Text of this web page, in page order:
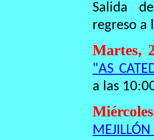
Salida
regreso a
Martes,
"AS
a las